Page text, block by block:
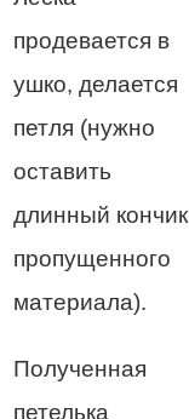
продевается в
ушко, делается
петля (нужно
оставить
длинный кончик
пропущенного
материала).
Полученная
петелька